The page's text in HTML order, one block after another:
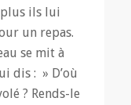
ils lui
un repas.
se mit à
dis : » D’où
? Rends-le